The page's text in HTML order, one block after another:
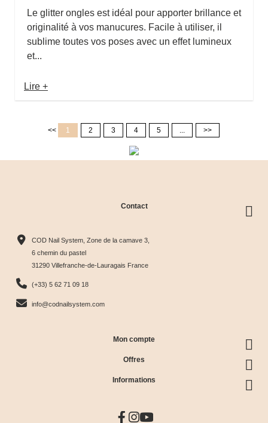
Le glitter ongles est idéal pour apporter brillance et
originalité à vos manucures. Facile à utiliser, il
sublime toutes vos poses avec un effet lumineux
et...
Lire +
<< 1 2 3 4 5 ... >>
Contact
COD Nail System, Zone de la camave 3,
6 chemin du pastel
31290 Villefranche-de-Lauragais France
(+33) 5 62 71 09 18
info@codnailsystem.com
Mon compte
Offres
Informations